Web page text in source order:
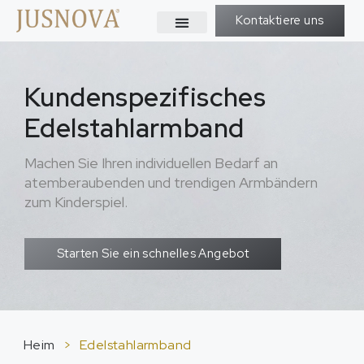
Kontaktiere uns
Kundenspezifisches
Edelstahlarmband
Machen Sie Ihren individuellen Bedarf an
atemberaubenden und trendigen Armbändern
zum Kinderspiel.
Starten Sie ein schnelles Angebot
Heim > Edelstahlarmband